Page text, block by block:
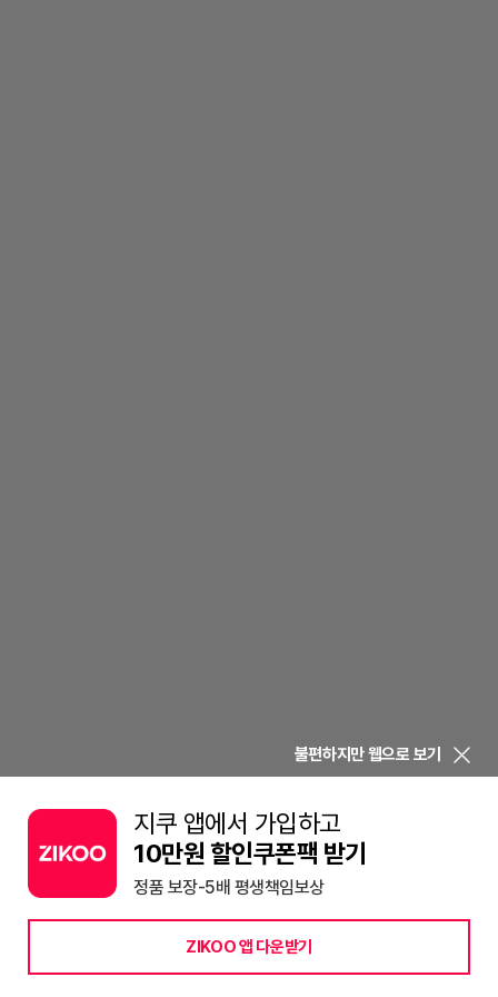
불편하지만 웹으로 보기
지쿠 앱에서 가입하고
10만원 할인쿠폰팩 받기
정품 보장-5배 평생책임보상
ZIKOO 앱 다운받기